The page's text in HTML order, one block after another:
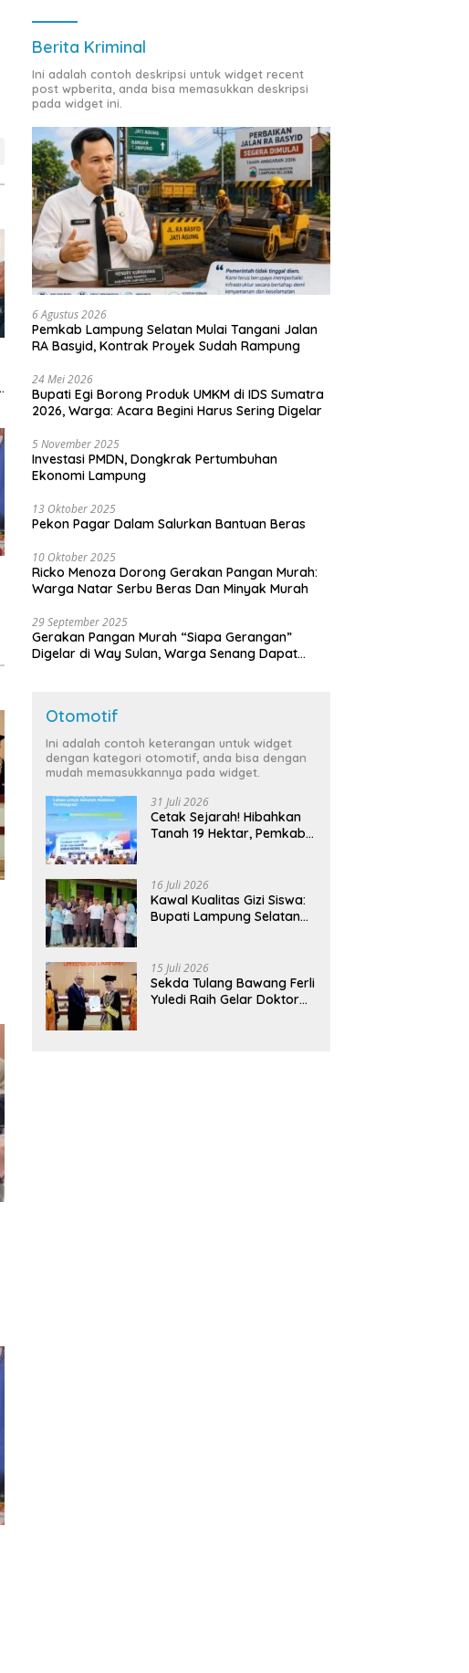
Berita Kriminal
Ini adalah contoh deskripsi untuk widget recent
post wpberita, anda bisa memasukkan deskripsi
pada widget ini.
6 Agustus 2026
Pemkab Lampung Selatan Mulai Tangani Jalan
RA Basyid, Kontrak Proyek Sudah Rampung
24 Mei 2026
Bupati Egi Borong Produk UMKM di IDS Sumatra
2026, Warga: Acara Begini Harus Sering Digelar
5 November 2025
Investasi PMDN, Dongkrak Pertumbuhan
Ekonomi Lampung
13 Oktober 2025
Pekon Pagar Dalam Salurkan Bantuan Beras
10 Oktober 2025
Ricko Menoza Dorong Gerakan Pangan Murah:
Warga Natar Serbu Beras Dan Minyak Murah
29 September 2025
Gerakan Pangan Murah “Siapa Gerangan”
Digelar di Way Sulan, Warga Senang Dapat
Otomotif
Ini adalah contoh keterangan untuk widget
dengan kategori otomotif, anda bisa dengan
mudah memasukkannya pada widget.
31 Juli 2026
Cetak Sejarah! Hibahkan
Tanah 19 Hektar, Pemkab
Terintegrasi Pertama di
Lampung
16 Juli 2026
Kawal Kualitas Gizi Siswa:
Bupati Lampung Selatan
Bergizi Gratis di Natar
15 Juli 2026
Sekda Tulang Bawang Ferli
Yuledi Raih Gelar Doktor